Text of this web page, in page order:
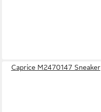
Caprice M2470147 Sneaker